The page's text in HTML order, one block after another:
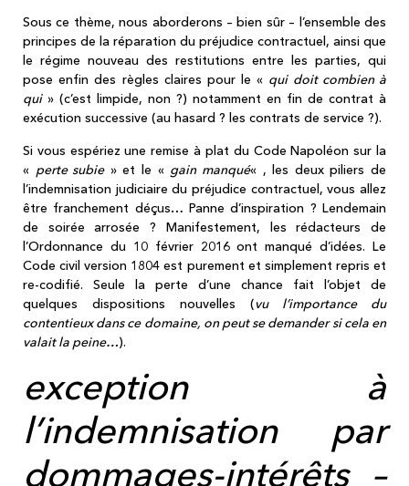
Sous ce thème, nous aborderons – bien sûr – l’ensemble des
principes de la réparation du préjudice contractuel, ainsi que
le régime nouveau des restitutions entre les parties, qui
pose enfin des règles claires pour le « qui doit combien à
qui» (c’est limpide, non ?) notamment en fin de contrat à
exécution successive (au hasard ? les contrats de service ?).
Si vous espériez une remise à plat du Code Napoléon sur la
« perte subie» et le « gain manqué« , les deux piliers de
l’indemnisation judiciaire du préjudice contractuel, vous allez
être franchement déçus… Panne d’inspiration ? Lendemain
de soirée arrosée ? Manifestement, les rédacteurs de
l’Ordonnance du 10 février 2016 ont manqué d’idées. Le
Code civil version 1804 est purement et simplement repris et
re-codifié. Seule la perte d’une chance fait l’objet de
quelques dispositions nouvelles (vu l’importance du
contentieux dans ce domaine, on peut se demander si cela en
valait la peine…).
exception à
l’indemnisation par
dommages-intérêts –